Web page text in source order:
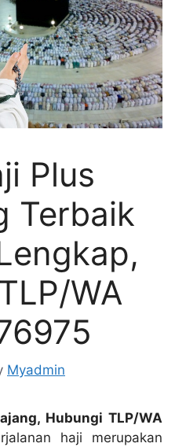
Plus
Terbaik
WA
Myadmin
Hubungi TLP/WA
haji merupakan